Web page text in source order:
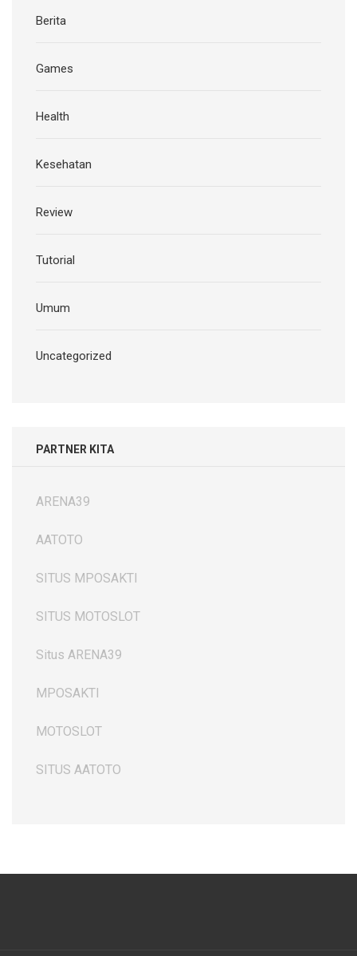
Berita
Games
Health
Kesehatan
Review
Tutorial
Umum
Uncategorized
PARTNER KITA
ARENA39
AATOTO
SITUS MPOSAKTI
SITUS MOTOSLOT
Situs ARENA39
MPOSAKTI
MOTOSLOT
SITUS AATOTO